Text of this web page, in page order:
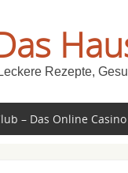
Rezepte,
– Das Online Casino